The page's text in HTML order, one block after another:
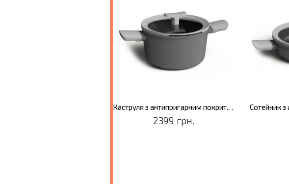
Каструля з антипригарним покриттям LEO SHADOW, діам. 20 см, 3,1 л
2399 грн.